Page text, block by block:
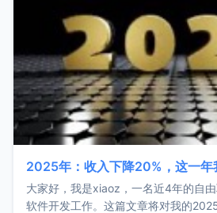
2025年：收入下降20%，这一年
大家好，我是xiaoz，一名近4年的自
软件开发工作。这篇文章将对我的